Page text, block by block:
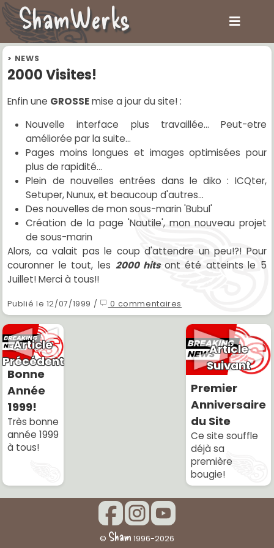
> NEWS
2000 Visites!
Enfin une GROSSEmise a jour du site! :
Nouvelle interface plus travaillée... Peut-etre
améliorée par la suite...
Pages moins longues et images optimisées pour
plus de rapidité...
Plein de nouvelles entrées dans le diko : ICQter,
Setuper, Nunux, et beaucoup d'autres...
Des nouvelles de mon sous-marin 'Bubul'
Création de la page 'Nautile', mon nouveau projet
de sous-marin
Alors, ca valait pas le coup d'attendre un peu!?! Pour
couronner le tout, les 2000 hits ont été atteints le 5
Juillet! Merci à tous!!
Publié le 12/07/1999 / 0 commentaires
Article
Précédent
Bonne
Année
1999!
Très bonne
année 1999
à tous!
Article
Suivant
Premier
Anniversaire
du Site
Ce site souffle
déjà sa
première
bougie!
ShamWerks
© Sham 1996-2026